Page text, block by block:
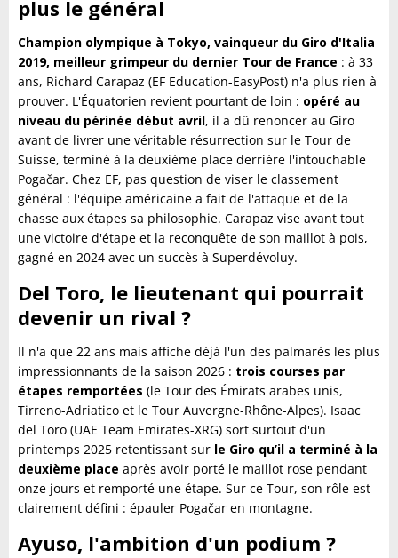
plus le général
Champion olympique à Tokyo, vainqueur du Giro d'Italia
2019, meilleur grimpeur du dernier Tour de France : à 33
ans, Richard Carapaz (EF Education-EasyPost) n'a plus rien à
prouver. L'Équatorien revient pourtant de loin : opéré au
niveau du périnée début avril, il a dû renoncer au Giro
avant de livrer une véritable résurrection sur le Tour de
Suisse, terminé à la deuxième place derrière l'intouchable
Pogačar. Chez EF, pas question de viser le classement
général : l'équipe américaine a fait de l'attaque et de la
chasse aux étapes sa philosophie. Carapaz vise avant tout
une victoire d'étape et la reconquête de son maillot à pois,
gagné en 2024 avec un succès à Superdévoluy.
Del Toro, le lieutenant qui pourrait
devenir un rival ?
Il n'a que 22 ans mais affiche déjà l'un des palmarès les plus
impressionnants de la saison 2026 : trois courses par
étapes remportées (le Tour des Émirats arabes unis,
Tirreno-Adriatico et le Tour Auvergne-Rhône-Alpes). Isaac
del Toro (UAE Team Emirates-XRG) sort surtout d'un
printemps 2025 retentissant sur le Giro qu’il a terminé à la
deuxième place après avoir porté le maillot rose pendant
onze jours et remporté une étape. Sur ce Tour, son rôle est
clairement défini : épauler Pogačar en montagne.
Ayuso, l'ambition d'un podium ?